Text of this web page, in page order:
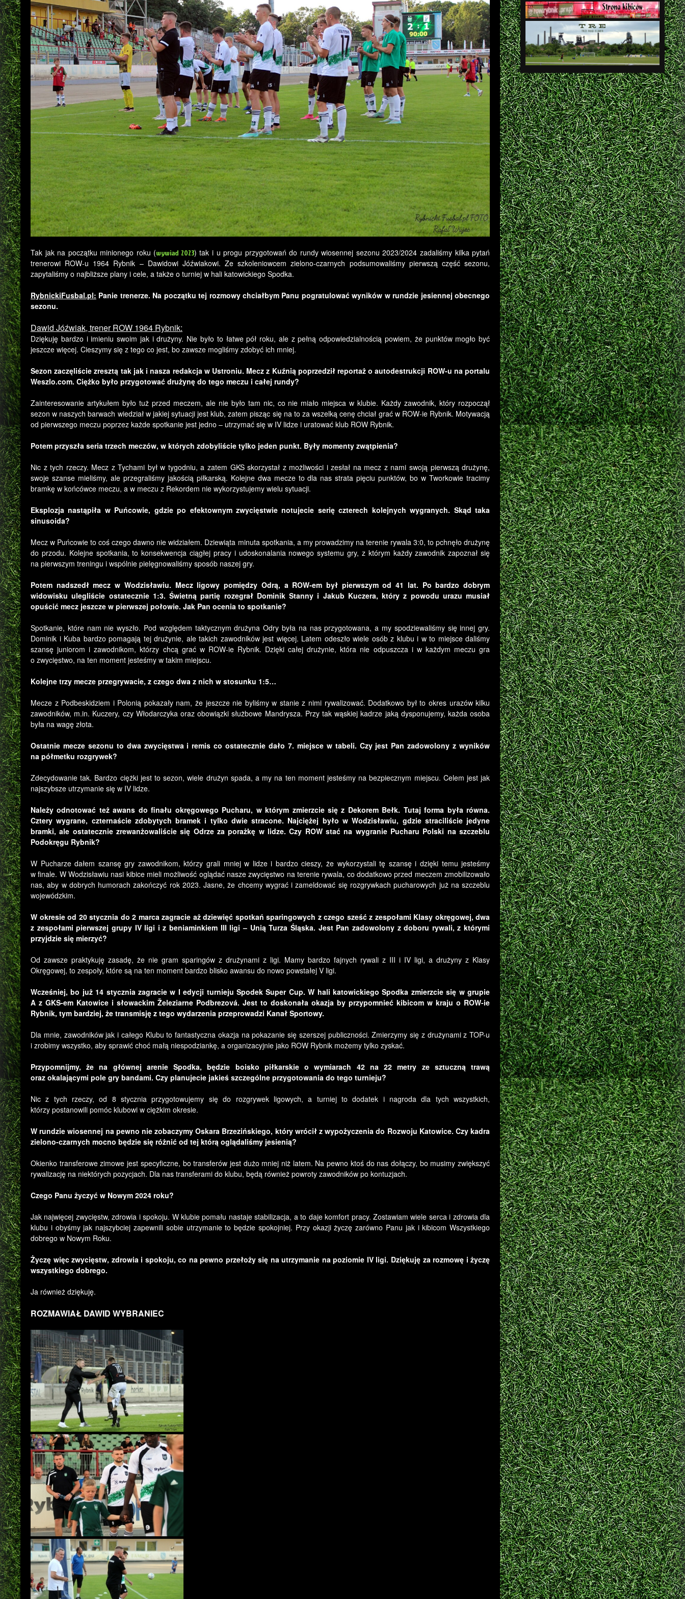
Tak jak na początku minionego roku (wywiad 2023) tak i u progu przygotowań do rundy wiosennej sezonu 2023/2024 zadaliśmy kilka pytań
trenerowi ROW-u 1964 Rybnik – Dawidowi Jóźwiakowi. Ze szkoleniowcem zielono-czarnych podsumowaliśmy pierwszą część sezonu,
zapytaliśmy o najbliższe plany i cele, a także o turniej w hali katowickiego Spodka.
RybnickiFusbal.pl: Panie trenerze. Na początku tej rozmowy chciałbym Panu pogratulować wyników w rundzie jesiennej obecnego
sezonu.
Dawid Jóźwiak, trener ROW 1964 Rybnik:
Dziękuję bardzo i imieniu swoim jak i drużyny. Nie było to łatwe pół roku, ale z pełną odpowiedzialnością powiem, że punktów mogło być
jeszcze więcej. Cieszymy się z tego co jest, bo zawsze mogliśmy zdobyć ich mniej.
Sezon zaczęliście zresztą tak jak i nasza redakcja w Ustroniu. Mecz z Kuźnią poprzedził reportaż o autodestrukcji ROW-u na portalu
Weszlo.com. Ciężko było przygotować drużynę do tego meczu i całej rundy?
Zainteresowanie artykułem było tuż przed meczem, ale nie było tam nic, co nie miało miejsca w klubie. Każdy zawodnik, który rozpoczął
sezon w naszych barwach wiedział w jakiej sytuacji jest klub, zatem pisząc się na to za wszelką cenę chciał grać w ROW-ie Rybnik. Motywacją
od pierwszego meczu poprzez każde spotkanie jest jedno – utrzymać się w IV lidze i uratować klub ROW Rybnik.
Potem przyszła seria trzech meczów, w których zdobyliście tylko jeden punkt. Były momenty zwątpienia?
Nic z tych rzeczy. Mecz z Tychami był w tygodniu, a zatem GKS skorzystał z możliwości i zesłał na mecz z nami swoją pierwszą drużynę,
swoje szanse mieliśmy, ale przegraliśmy jakością piłkarską. Kolejne dwa mecze to dla nas strata pięciu punktów, bo w Tworkowie tracimy
bramkę w końcówce meczu, a w meczu z Rekordem nie wykorzystujemy wielu sytuacji.
Eksplozja nastąpiła w Puńcowie, gdzie po efektownym zwycięstwie notujecie serię czterech kolejnych wygranych. Skąd taka
sinusoida?
Mecz w Puńcowie to coś czego dawno nie widziałem. Dziewiąta minuta spotkania, a my prowadzimy na terenie rywala 3:0, to pchnęło drużynę
do przodu. Kolejne spotkania, to konsekwencja ciągłej pracy i udoskonalania nowego systemu gry, z którym każdy zawodnik zapoznał się
na pierwszym treningu i wspólnie pielęgnowaliśmy sposób naszej gry.
Potem nadszedł mecz w Wodzisławiu. Mecz ligowy pomiędzy Odrą, a ROW-em był pierwszym od 41 lat. Po bardzo dobrym
widowisku ulegliście ostatecznie 1:3. Świetną partię rozegrał Dominik Stanny i Jakub Kuczera, który z powodu urazu musiał
opuścić mecz jeszcze w pierwszej połowie. Jak Pan ocenia to spotkanie?
Spotkanie, które nam nie wyszło. Pod względem taktycznym drużyna Odry była na nas przygotowana, a my spodziewaliśmy się innej gry.
Dominik i Kuba bardzo pomagają tej drużynie, ale takich zawodników jest więcej. Latem odeszło wiele osób z klubu i w to miejsce daliśmy
szansę juniorom i zawodnikom, którzy chcą grać w ROW-ie Rybnik. Dzięki całej drużynie, która nie odpuszcza i w każdym meczu gra
o zwycięstwo, na ten moment jesteśmy w takim miejscu.
Kolejne trzy mecze przegrywacie, z czego dwa z nich w stosunku 1:5…
Mecze z Podbeskidziem i Polonią pokazały nam, że jeszcze nie byliśmy w stanie z nimi rywalizować. Dodatkowo był to okres urazów kilku
zawodników, m.in. Kuczery, czy Włodarczyka oraz obowiązki służbowe Mandrysza. Przy tak wąskiej kadrze jaką dysponujemy, każda osoba
była na wagę złota.
Ostatnie mecze sezonu to dwa zwycięstwa i remis co ostatecznie dało 7. miejsce w tabeli. Czy jest Pan zadowolony z wyników
na półmetku rozgrywek?
Zdecydowanie tak. Bardzo ciężki jest to sezon, wiele drużyn spada, a my na ten moment jesteśmy na bezpiecznym miejscu. Celem jest jak
najszybsze utrzymanie się w IV lidze.
Należy odnotować też awans do finału okręgowego Pucharu, w którym zmierzcie się z Dekorem Bełk. Tutaj forma była równa.
Cztery wygrane, czternaście zdobytych bramek i tylko dwie stracone. Najciężej było w Wodzisławiu, gdzie straciliście jedyne
bramki, ale ostatecznie zrewanżowaliście się Odrze za porażkę w lidze. Czy ROW stać na wygranie Pucharu Polski na szczeblu
Podokręgu Rybnik?
W Pucharze dałem szansę gry zawodnikom, którzy grali mniej w lidze i bardzo cieszy, że wykorzystali tę szansę i dzięki temu jesteśmy
w finale. W Wodzisławiu nasi kibice mieli możliwość oglądać nasze zwycięstwo na terenie rywala, co dodatkowo przed meczem zmobilizowało
nas, aby w dobrych humorach zakończyć rok 2023. Jasne, że chcemy wygrać i zameldować się rozgrywkach pucharowych już na szczeblu
wojewódzkim.
W okresie od 20 stycznia do 2 marca zagracie aż dziewięć spotkań sparingowych z czego sześć z zespołami Klasy okręgowej, dwa
z zespołami pierwszej grupy IV ligi i z beniaminkiem III ligi – Unią Turza Śląska. Jest Pan zadowolony z doboru rywali, z którymi
przyjdzie się mierzyć?
Od zawsze praktykuję zasadę, że nie gram sparingów z drużynami z ligi. Mamy bardzo fajnych rywali z III i IV ligi, a drużyny z Klasy
Okręgowej, to zespoły, które są na ten moment bardzo blisko awansu do nowo powstałej V ligi.
Wcześniej, bo już 14 stycznia zagracie w I edycji turnieju Spodek Super Cup. W hali katowickiego Spodka zmierzcie się w grupie
A z GKS-em Katowice i słowackim Železiarne Podbrezová. Jest to doskonała okazja by przypomnieć kibicom w kraju o ROW-ie
Rybnik, tym bardziej, że transmisję z tego wydarzenia przeprowadzi Kanał Sportowy.
Dla mnie, zawodników jak i całego Klubu to fantastyczna okazja na pokazanie się szerszej publiczności. Zmierzymy się z drużynami z TOP-u
i zrobimy wszystko, aby sprawić choć małą niespodziankę, a organizacyjnie jako ROW Rybnik możemy tylko zyskać.
Przypomnijmy, że na głównej arenie Spodka, będzie boisko piłkarskie o wymiarach 42 na 22 metry ze sztuczną trawą
oraz okalającymi pole gry bandami. Czy planujecie jakieś szczególne przygotowania do tego turnieju?
Nic z tych rzeczy, od 8 stycznia przygotowujemy się do rozgrywek ligowych, a turniej to dodatek i nagroda dla tych wszystkich,
którzy postanowili pomóc klubowi w ciężkim okresie.
W rundzie wiosennej na pewno nie zobaczymy Oskara Brzezińskiego, który wrócił z wypożyczenia do Rozwoju Katowice. Czy kadra
zielono-czarnych mocno będzie się różnić od tej którą oglądaliśmy jesienią?
Okienko transferowe zimowe jest specyficzne, bo transferów jest dużo mniej niż latem. Na pewno ktoś do nas dołączy, bo musimy zwiększyć
rywalizację na niektórych pozycjach. Dla nas transferami do klubu, będą również powroty zawodników po kontuzjach.
Czego Panu życzyć w Nowym 2024 roku?
Jak najwięcej zwycięstw, zdrowia i spokoju. W klubie pomału nastaje stabilizacja, a to daje komfort pracy. Zostawiam wiele serca i zdrowia dla
klubu i obyśmy jak najszybciej zapewnili sobie utrzymanie to będzie spokojniej. Przy okazji życzę zarówno Panu jak i kibicom Wszystkiego
dobrego w Nowym Roku.
Życzę więc zwycięstw, zdrowia i spokoju, co na pewno przełoży się na utrzymanie na poziomie IV ligi. Dziękuję za rozmowę i życzę
wszystkiego dobrego.
Ja również dziękuję.
ROZMAWIAŁ DAWID WYBRANIEC